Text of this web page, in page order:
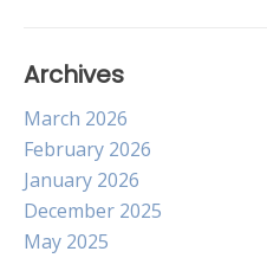
Archives
March 2026
February 2026
January 2026
December 2025
May 2025